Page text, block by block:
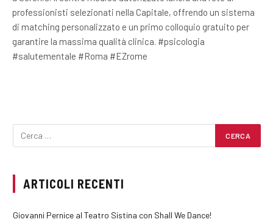
professionisti selezionati nella Capitale, offrendo un sistema
di matching personalizzato e un primo colloquio gratuito per
garantire la massima qualità clinica. #psicologia
#salutementale #Roma #EZrome
ARTICOLI RECENTI
Giovanni Pernice al Teatro Sistina con Shall We Dance!